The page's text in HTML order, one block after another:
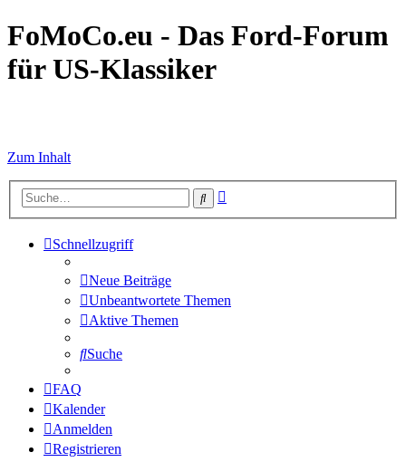
FoMoCo.eu - Das Ford-Forum
für US-Klassiker
Zum Inhalt
Suche
Schnellzugriff
Neue Beiträge
Unbeantwortete Themen
Aktive Themen
Suche
FAQ
Kalender
Anmelden
Registrieren